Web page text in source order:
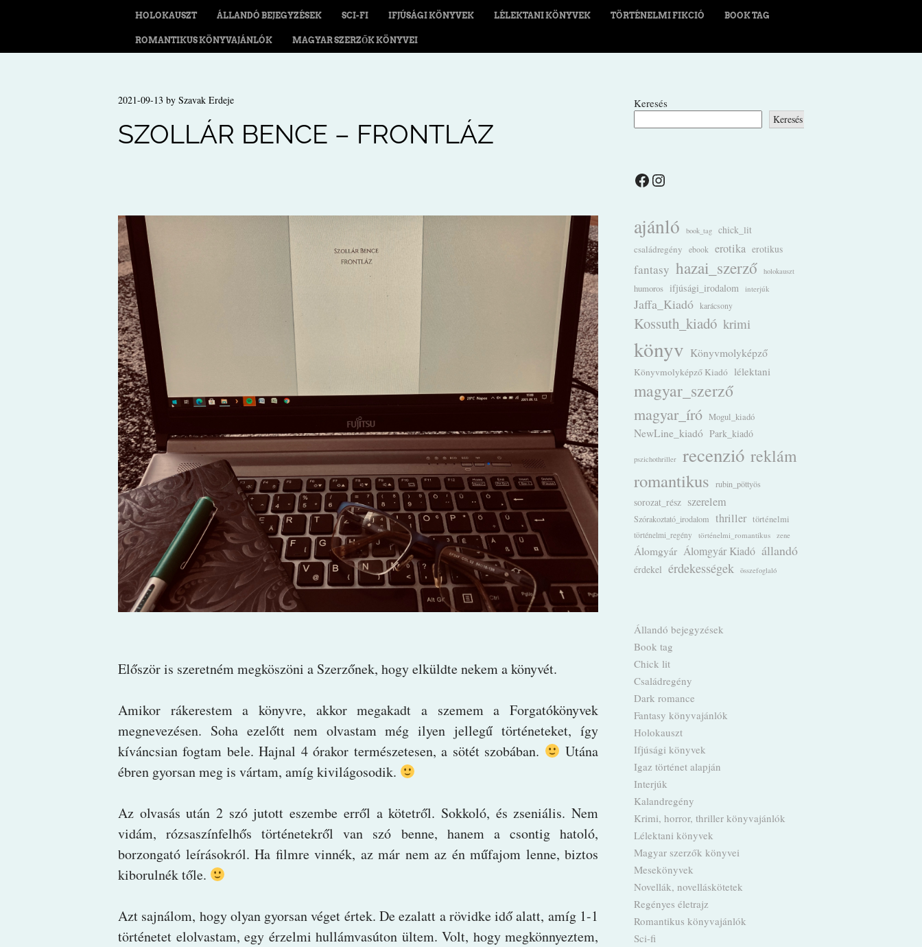
HOLOKAUSZT ÁLLANDÓ BEJEGYZÉSEK SCI-FI IFJÚSÁGI KÖNYVEK LÉLEKTANI KÖNYVEK TÖRTÉNELMI FIKCIÓ BOOK TAG
ROMANTIKUS KÖNYVAJÁNLÓK MAGYAR SZERZŐK KÖNYVEI
2021-09-13 by Szavak Erdeje
SZOLLÁR BENCE – FRONTLÁZ
Először is szeretném megköszöni a Szerzőnek, hogy elküldte nekem a könyvét.
Amikor rákerestem a könyvre, akkor megakadt a szemem a Forgatókönyvek
megnevezésen. Soha ezelőtt nem olvastam még ilyen jellegű történeteket, így
kíváncsian fogtam bele. Hajnal 4 órakor természetesen, a sötét szobában.
Utána
ébren gyorsan meg is vártam, amíg kivilágosodik.
Az olvasás után 2 szó jutott eszembe erről a kötetről. Sokkoló, és zseniális. Nem
vidám, rózsaszínfelhős történetekről van szó benne, hanem a csontig hatoló,
borzongató leírásokról. Ha filmre vinnék, az már nem az én műfajom lenne, biztos
kiborulnék tőle.
Azt sajnálom, hogy olyan gyorsan véget értek. De ezalatt a rövidke idő alatt, amíg 1-1
történetet elolvastam, egy érzelmi hullámvasúton ültem. Volt, hogy megkönnyeztem,
Keresés
Keresés
Facebook Instagram
ajánló book_tag
chick_lit
családregény
ebook erotika erotikus
fantasy hazai_szerző holokauszt
humoros ifjúsági_irodalom interjúk
Jaffa_Kiadó karácsony
Kossuth_kiadó krimi
könyv Könyvmolyképző
Könyvmolyképző Kiadó lélektani
magyar_szerző
magyar_író Mogul_kiadó
NewLine_kiadó Park_kiadó
pszichothriller recenzió reklám
romantikus rubin_pöttyös
sorozat_rész szerelem
Szórakoztató_irodalom thriller történelmi
történelmi_regény történelmi_romantikus zene
Álomgyár Álomgyár Kiadó állandó
érdekel érdekességek összefoglaló
Állandó bejegyzések
Book tag
Chick lit
Családregény
Dark romance
Fantasy könyvajánlók
Holokauszt
Ifjúsági könyvek
Igaz történet alapján
Interjúk
Kalandregény
Krimi, horror, thriller könyvajánlók
Lélektani könyvek
Magyar szerzők könyvei
Mesekönyvek
Novellák, novelláskötetek
Regényes életrajz
Romantikus könyvajánlók
Sci-fi